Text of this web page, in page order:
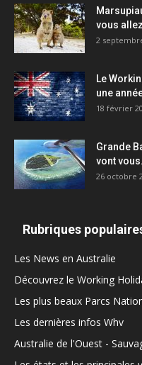
vous
2
Le
une
18 février
Grande
vont
26 octobre
Rubriques
Les News en Australie
Découvrez le Working
Les plus beaux Parcs
Les dernières infos Whv
Australie de l'Ouest -